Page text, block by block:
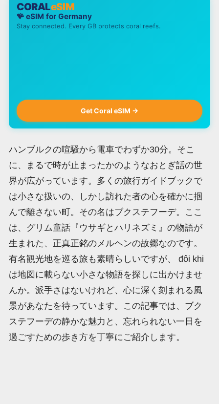
CORALeSIM
🪸 eSIM for Germany
Stay connected. Every GB protects coral reefs.
Get Coral eSIM →
ハンブルクの喧騒から電車でわずか30分。そこ
に、まるで時が止まったかのようなおとぎ話の世
界が広がっています。多くの旅行ガイドブックで
は小さな扱いの、しかし訪れた者の心を確かに掴
んで離さない町。その名はブクステフーデ。ここ
は、グリム童話『ウサギとハリネズミ』の物語が
生まれた、正真正銘のメルヘンの故郷なのです。
有名観光地を巡る旅も素晴らしいですが、 đôi khi
は地図に載らない小さな物語を探しに出かけませ
んか。派手さはないけれど、心に深く刻まれる風
景があなたを待っています。この記事では、ブク
ステフーデの静かな魅力と、忘れられない一日を
過ごすための歩き方を丁寧にご紹介します。